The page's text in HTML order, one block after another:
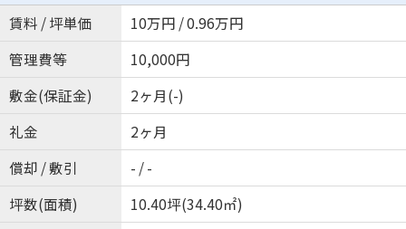
賃料 / 坪単価
10万円 / 0.96万円
管理費等
10,000円
敷金(保証金)
2ヶ月(-)
礼金
2ヶ月
償却 / 敷引
- / -
坪数(面積)
10.40坪(34.40㎡)